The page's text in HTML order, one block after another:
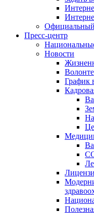
Пресс-центр
Новости
График